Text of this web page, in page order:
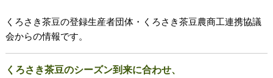
くろさき茶豆の登録生産者団体・くろさき茶豆農商工連携協議
会からの情報です。
くろさき茶豆のシーズン到来に合わせ、